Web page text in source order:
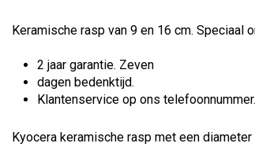
Keramische rasp van 9 en 16 cm. Speciaal
2 jaar garantie. Zeven
dagen bedenktijd.
Klantenservice op ons telefoonnummer.
Kyocera keramische rasp met een diameter